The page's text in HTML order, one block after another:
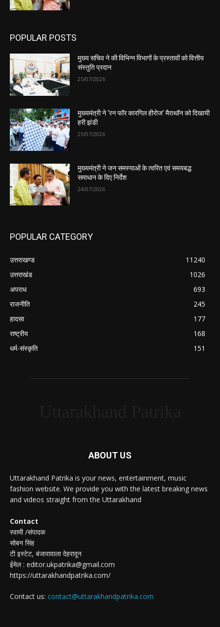
POPULAR POSTS
मुख्य सचिव ने की विभिन्न विभागों के प्रस्तावों को वित्तीय
संस्तुति प्रदान
25/07/2026
मुख्यमंत्री ने ‘रन फॉर कारगिल हीरोज’ मैराथॉन को दिखायी
हरी झंडी
25/07/2026
मुख्यमंत्री ने जन समस्याओं के त्वरित एवं समयबद्ध
समाधान के दिए निर्देश
24/07/2026
POPULAR CATEGORY
उत्तराखण्ड
11240
उत्तराखंड
1026
अपराध
693
राजनीति
245
हादसा
177
राष्ट्रीय
168
धर्म-संस्कृति
151
ABOUT US
Uttarakhand Patrika is your news, entertainment, music
fashion website. We provide you with the latest breaking news
and videos straight from the Uttarakhand
Contact
स्वामी /संपादक
सोबन सिंह
टी इस्टेट, बंजारावाला देहरादून
ईमेल : editor.ukpatrika@gmail.com
https://uttarakhandpatrika.com/
Contact us: contact@uttarakhandpatrika.com